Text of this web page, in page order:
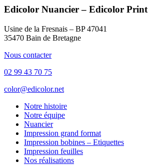
Edicolor Nuancier – Edicolor Print
Usine de la Fresnais – BP 47041
35470 Bain de Bretagne
Nous contacter
02 99 43 70 75
color@edicolor.net
Notre histoire
Notre équipe
Nuancier
Impression grand format
Impression bobines – Etiquettes
Impression feuilles
Nos réalisations